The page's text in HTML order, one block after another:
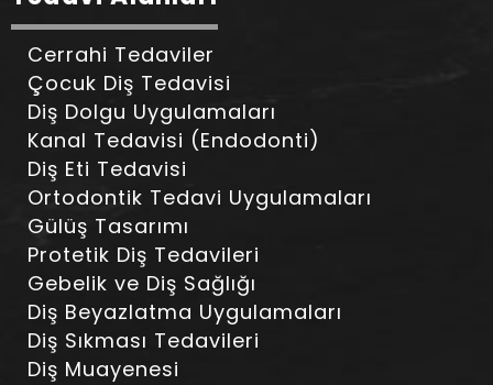
Cerrahi Tedaviler
Çocuk Diş Tedavisi
Diş Dolgu Uygulamaları
Kanal Tedavisi (Endodonti)
Diş Eti Tedavisi
Ortodontik Tedavi Uygulamaları
Gülüş Tasarımı
Protetik Diş Tedavileri
Gebelik ve Diş Sağlığı
Diş Beyazlatma Uygulamaları
Diş Sıkması Tedavileri
Diş Muayenesi